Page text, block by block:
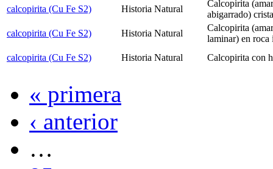
calcopirita (Cu Fe S2) Historia Natural
Calcopirita
abigarrado)
calcopirita (Cu Fe S2)
Historia Natural
Calcopirita
laminar) en roca
calcopirita (Cu Fe S2)
Historia Natural Calcopirita con
« primera
‹ anterior
…